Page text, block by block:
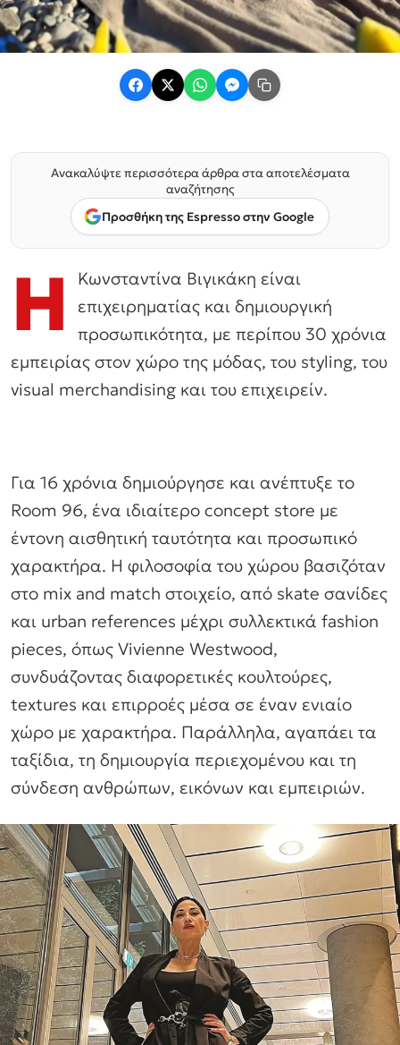
Ανακαλύψτε περισσότερα άρθρα στα αποτελέσματα
αναζήτησης
Προσθήκη της Espresso στην Google
Η
Κωνσταντίνα Βιγικάκη είναι
επιχειρηματίας και δημιουργική
προσωπικότητα, με περίπου 30 χρόνια
εμπειρίας στον χώρο της μόδας, του styling, του
visual merchandising και του επιχειρείν.
Για 16 χρόνια δημιούργησε και ανέπτυξε το
Room 96, ένα ιδιαίτερο concept store με
έντονη αισθητική ταυτότητα και προσωπικό
χαρακτήρα. Η φιλοσοφία του χώρου βασιζόταν
στο mix and match στοιχείο, από skate σανίδες
και urban references μέχρι συλλεκτικά fashion
pieces, όπως Vivienne Westwood,
συνδυάζοντας διαφορετικές κουλτούρες,
textures και επιρροές μέσα σε έναν ενιαίο
χώρο με χαρακτήρα. Παράλληλα, αγαπάει τα
ταξίδια, τη δημιουργία περιεχομένου και τη
σύνδεση ανθρώπων, εικόνων και εμπειριών.